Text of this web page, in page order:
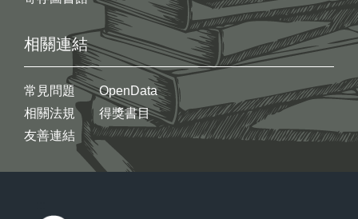
相關連結
常見問題
相關法規
友善連結
OpenData
得獎書目